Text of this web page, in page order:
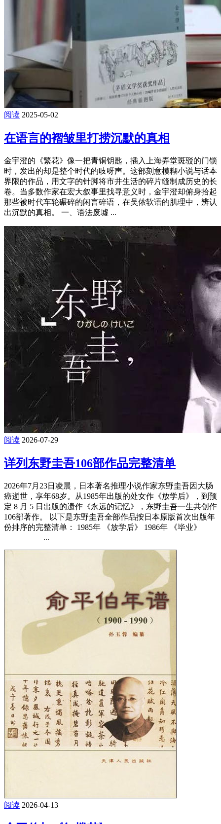
阅读 2025-05-02
在语言的褶皱里打捞沉默的真相
金宇澄的《繁花》像一把青铜钥匙，插入上海弄堂斑驳的门锁
时，发出的却是整个时代的吱呀声。这部刻意模糊小说与话本
界限的作品，用文字的针脚将市井生活的碎片缝制成历史的长
卷。当多数作家在宏大叙事里找寻意义时，金宇澄却俯身拾起
那些被时代车轮碾碎的闲言碎语，在吴侬软语的肌理中，辨认
出沉默的真相。 一、语法废墟 ...
阅读 2026-07-29
详列东野圭吾106部作品完整清单
2026年7月23日凌晨，日本著名推理小说作家东野圭吾因大肠
癌逝世，享年68岁。从1985年出版的处女作《放学后》，到预
定 8 月 5 日出版的遗作《永远的记忆》，东野圭吾一生共创作
106部著作。 以下是东野圭吾全部作品按日本原版首次出版年
份排序的完整清单： 1985年 《放学后》 1986年 《毕业》
...
阅读 2026-04-13